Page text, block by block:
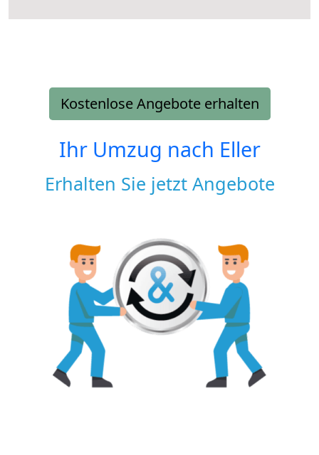
Kostenlose Angebote erhalten
Ihr Umzug nach Eller
Erhalten Sie jetzt Angebote